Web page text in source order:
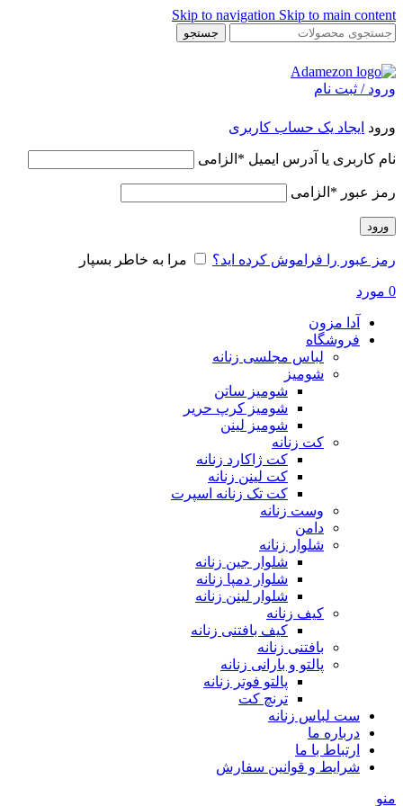
Skip to navigation Skip to main content
جستجو
ورود / ثبت نام
ورود ایجاد یک حساب کاربری
نام کاربری یا آدرس ایمیل * الزامی
رمز عبور * الزامی
ورود
رمز عبور را فراموش کرده اید؟ مرا به خاطر بسپار
0 مورد
آدا مزون
فروشگاه
لباس مجلسی زنانه
شومیز
شومیز ساتن
شومیز کرپ حریر
شومیز لینن
کت زنانه
کت ژاکارد زنانه
کت لینن زنانه
کت تک زنانه اسپرت
وست زنانه
دامن
شلوار زنانه
شلوار جین زنانه
شلوار دمپا زنانه
شلوار لینن زنانه
کیف زنانه
کیف بافتنی زنانه
بافتنی زنانه
پالتو و بارانی زنانه
پالتو فوتر زنانه
ترنچ کت
ست لباس زنانه
درباره ما
ارتباط با ما
شرایط و قوانین سفارش
منو